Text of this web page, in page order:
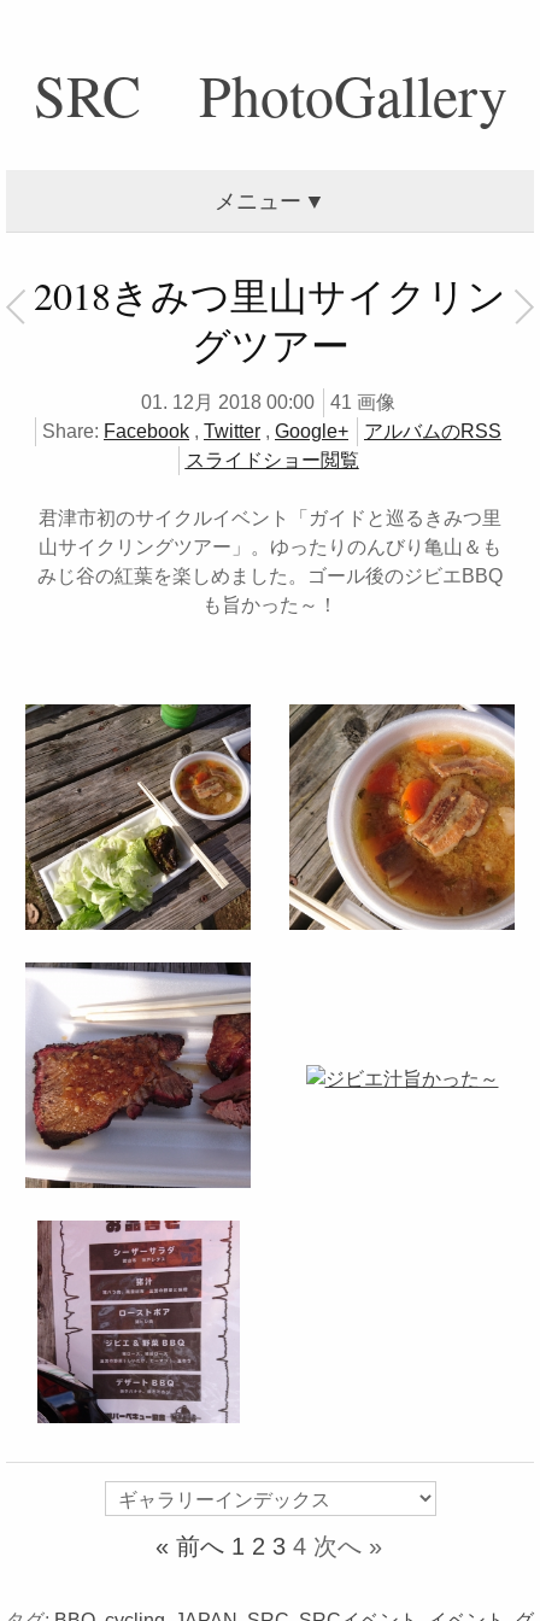
SRC PhotoGallery
メニュー
2018きみつ里山サイクリン
グツアー
01. 12月 2018 00:00
41 画像
Share: Facebook , Twitter , Google+
アルバムのRSS
スライドショー閲覧
君津市初のサイクルイベント「ガイドと巡るきみつ里
山サイクリングツアー」。ゆったりのんびり亀山＆も
みじ谷の紅葉を楽しめました。ゴール後のジビエBBQ
も旨かった～！
« 前へ 1 2 3 4 次へ »